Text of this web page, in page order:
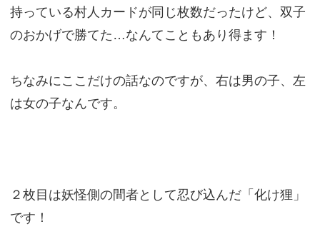
持っている村人カードが同じ枚数だったけど、双子
のおかげで勝てた…なんてこともあり得ます！
ちなみにここだけの話なのですが、右は男の子、左
は女の子なんです。
２枚目は妖怪側の間者として忍び込んだ「化け狸」
です！